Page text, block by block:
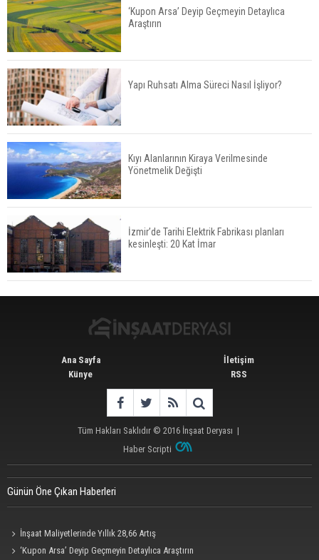
TOKİ 49 Şehirde 737 Arsayı Satışa Çıkıyor!
Bayraklı’da İnşaatlara Sıkı Denetim
Fuzul’den Konut ve Araç Finansmanında Kişiye
Özel Terzi Usulü Planlama
Urla’da 8 Arsa 409 Milyon TL’ye Satışta
‘Kupon Arsa’ Deyip Geçmeyin Detaylıca
Araştırın
Yapı Ruhsatı Alma Süreci Nasıl İşliyor?
Kıyı Alanlarının Kiraya Verilmesinde
Yönetmelik Değişti
İzmir’de Tarihi Elektrik Fabrikası planları
kesinleşti: 20 Kat İmar
Ana Sayfa
Künye
İletişim
RSS
Tüm Hakları Saklıdır © 2016 İnşaat Deryası |
Haber Scripti
Günün Öne Çıkan Haberleri
İnşaat Maliyetlerinde Yıllık 28,66 Artış
‘Kupon Arsa’ Deyip Geçmeyin Detaylıca Araştırın